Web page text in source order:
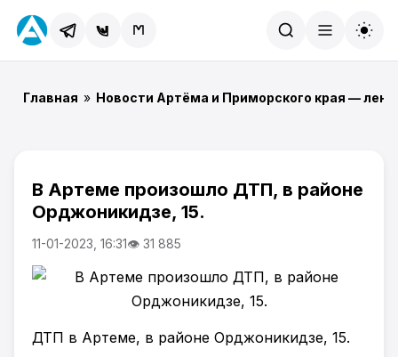
Главная » Новости Артёма и Приморского края —
В Артеме произошло ДТП, в районе
Орджоникидзе, 15.
11-01-2023, 16:31👁 31 885
ДТП в Артеме, в районе Орджоникидзе, 15.